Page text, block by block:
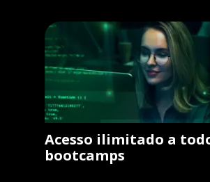
Acesso ilimitado a
bootcamps